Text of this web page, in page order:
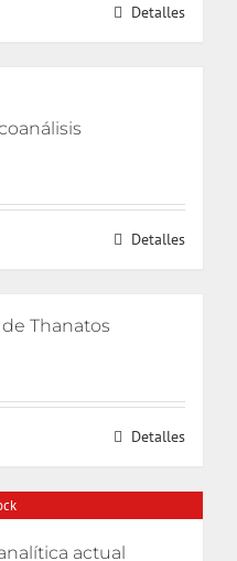
Detalles
Detalles
Thanatos
Detalles
actual